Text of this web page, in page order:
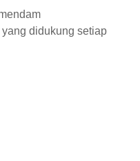
didukung setiap